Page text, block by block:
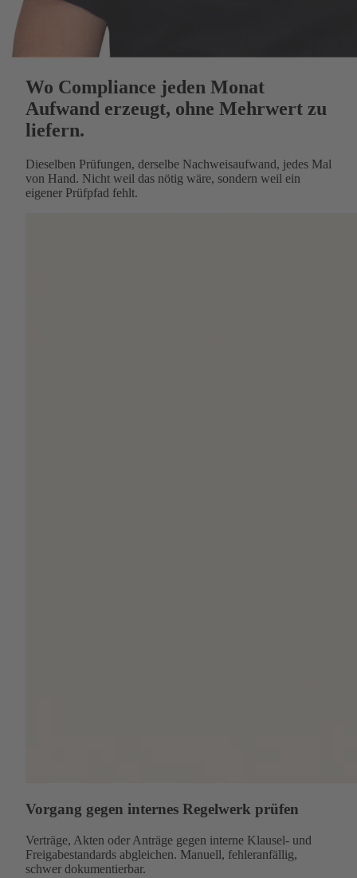
Wo Compliance jeden Monat
Aufwand erzeugt, ohne Mehrwert zu
liefern.
Dieselben Prüfungen, derselbe Nachweisaufwand, jedes Mal
von Hand. Nicht weil das nötig wäre, sondern weil ein
eigener Prüfpfad fehlt.
Vorgang gegen internes Regelwerk prüfen
Verträge, Akten oder Anträge gegen interne Klausel- und
Freigabestandards abgleichen. Manuell, fehleranfällig,
schwer dokumentierbar.